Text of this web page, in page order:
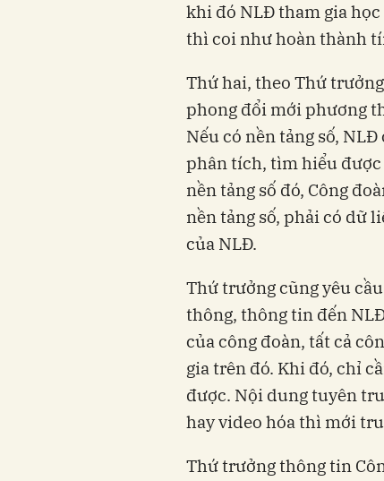
khi đó NLĐ tham gia
thì coi như hoàn thành
Thứ hai, theo Thứ
phong đổi mới phương
Nếu có nền tảng số,
phân tích, tìm hiểu được
nền tảng số đó, Công
nền tảng số, phải có dữ
của NLĐ.
Thứ trưởng cũng yêu
thông, thông tin đến
của công đoàn, tất cả
gia trên đó. Khi đó, chỉ
được. Nội dung tuyên
hay video hóa thì mới
Thứ trưởng thông tin